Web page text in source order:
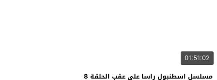
01:51:02
مسلسل اسطنبول راسا على عقب الحلقة 8